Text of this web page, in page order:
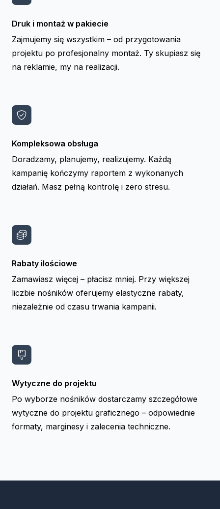
Druk i montaż w pakiecie
Zajmujemy się wszystkim – od przygotowania
projektu po profesjonalny montaż. Ty skupiasz się
na reklamie, my na realizacji.
Kompleksowa obsługa
Doradzamy, planujemy, realizujemy. Każdą
kampanię kończymy raportem z wykonanych
działań. Masz pełną kontrolę i zero stresu.
Rabaty ilościowe
Zamawiasz więcej – płacisz mniej. Przy większej
liczbie nośników oferujemy elastyczne rabaty,
niezależnie od czasu trwania kampanii.
Wytyczne do projektu
Po wyborze nośników dostarczamy szczegółowe
wytyczne do projektu graficznego – odpowiednie
formaty, marginesy i zalecenia techniczne.